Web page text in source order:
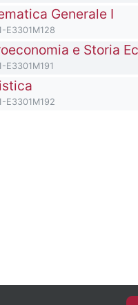
corso
Generale I
del corso
E3301M128
corso
e Storia
del corso
E3301M191
corso
del corso
E3301M192